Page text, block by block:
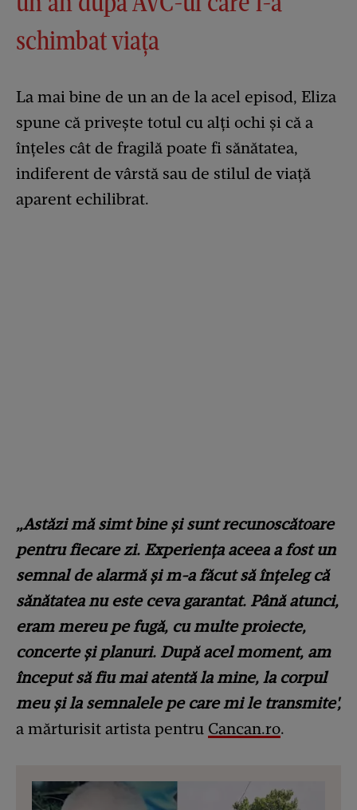
schimbat viața
La mai bine de un an de la acel episod, Eliza
spune că privește totul cu alți ochi și că a
înțeles cât de fragilă poate fi sănătatea,
indiferent de vârstă sau de stilul de viață
aparent echilibrat.
„Astăzi mă simt bine și sunt recunoscătoare
pentru fiecare zi. Experiența aceea a fost un
semnal de alarmă și m-a făcut să înțeleg că
sănătatea nu este ceva garantat. Până atunci,
eram mereu pe fugă, cu multe proiecte,
concerte și planuri. După acel moment, am
început să fiu mai atentă la mine, la corpul
meu și la semnalele pe care mi le transmite',
a mărturisit artista pentru Cancan.ro.